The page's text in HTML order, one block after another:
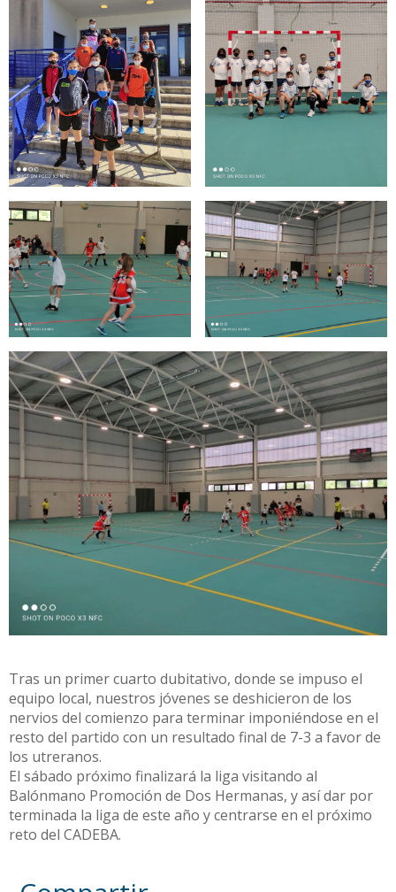
Tras un primer cuarto dubitativo, donde se impuso el
equipo local, nuestros jóvenes se deshicieron de los
nervios del comienzo para terminar imponiéndose en el
resto del partido con un resultado final de 7-3 a favor de
los utreranos.
El sábado próximo finalizará la liga visitando al
Balónmano Promoción de Dos Hermanas, y así dar por
terminada la liga de este año y centrarse en el próximo
reto del CADEBA.